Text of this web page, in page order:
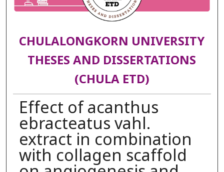
CHULALONGKORN UNIVERSITY
THESES AND DISSERTATIONS
(CHULA ETD)
Effect of acanthus
ebracteatus vahl.
extract in combination
with collagen scaffold